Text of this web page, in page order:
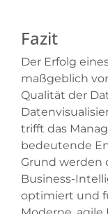
Fazit
Der Erfolg
maßgeblich
Qualität der
trifft das
bedeutende
Grund werden
Business-
optimiert und